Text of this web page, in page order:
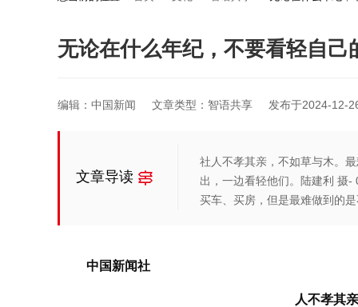
无论在什么年纪，不要看轻自己
编辑：中国新闻 文章类型：智语共享 发布于2024-12-
文章导读
社人不孝其亲，不如草与木。
出，一边看轻他们。陆建利 摄
买车、买房，但是最难做到的
中国新闻社
人不孝其